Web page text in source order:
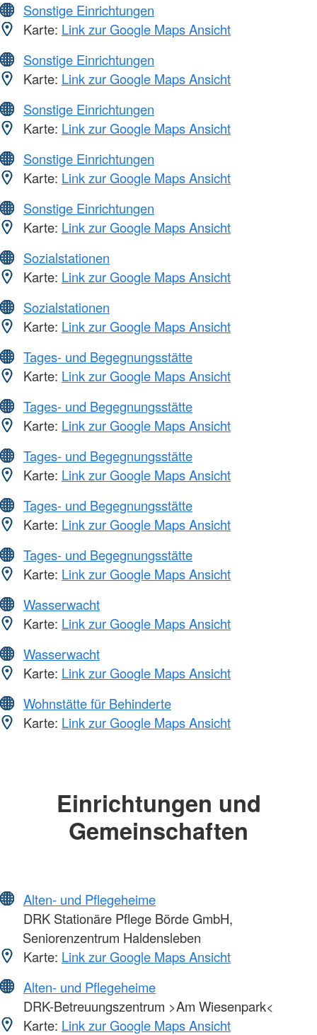
Sonstige Einrichtungen
Karte: Link zur Google Maps Ansicht
Sonstige Einrichtungen
Karte: Link zur Google Maps Ansicht
Sonstige Einrichtungen
Karte: Link zur Google Maps Ansicht
Sonstige Einrichtungen
Karte: Link zur Google Maps Ansicht
Sonstige Einrichtungen
Karte: Link zur Google Maps Ansicht
Sozialstationen
Karte: Link zur Google Maps Ansicht
Sozialstationen
Karte: Link zur Google Maps Ansicht
Tages- und Begegnungsstätte
Karte: Link zur Google Maps Ansicht
Tages- und Begegnungsstätte
Karte: Link zur Google Maps Ansicht
Tages- und Begegnungsstätte
Karte: Link zur Google Maps Ansicht
Tages- und Begegnungsstätte
Karte: Link zur Google Maps Ansicht
Tages- und Begegnungsstätte
Karte: Link zur Google Maps Ansicht
Wasserwacht
Karte: Link zur Google Maps Ansicht
Wasserwacht
Karte: Link zur Google Maps Ansicht
Wohnstätte für Behinderte
Karte: Link zur Google Maps Ansicht
Einrichtungen und
Gemeinschaften
Alten- und Pflegeheime
DRK Stationäre Pflege Börde GmbH,
Seniorenzentrum Haldensleben
Karte: Link zur Google Maps Ansicht
Alten- und Pflegeheime
DRK-Betreuungszentrum >Am Wiesenpark<
Karte: Link zur Google Maps Ansicht